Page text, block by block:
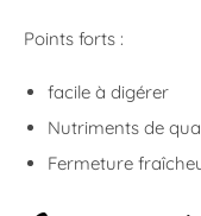
Points forts :
facile à digérer
Nutriments de
Fermeture